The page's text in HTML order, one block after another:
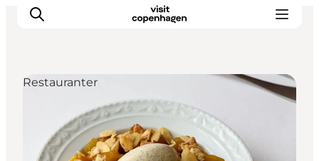
Aktiviteter
Mat och dryck
Restauranter